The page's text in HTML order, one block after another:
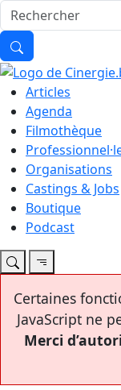
Articles
Agenda
Filmothèque
Organisations
Castings & Jobs
Boutique
Podcast
Certaines
JavaScript ne
Merci